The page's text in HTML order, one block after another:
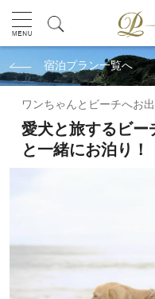
宿泊プラン一覧へ
ワンちゃんとビーチへお
愛犬と旅するビー
と一緒にお泊り！